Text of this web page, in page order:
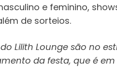
e feminino,
de sorteios.
do Lilith Lounge são no
da festa, que é